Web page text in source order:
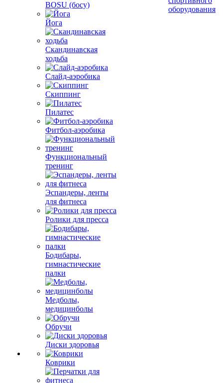
BOSU (босу)
Йога
Скандинавская
ходьба
Слайд-аэробика
Скиппинг
Пилатес
Фитбол-аэробика
Функциональный
тренинг
Эспандеры, ленты
для фитнеса
Ролики для пресса
Бодибары,
гимнастические
палки
Медболы,
медицинболы
Обручи
Диски здоровья
Коврики
оборудования